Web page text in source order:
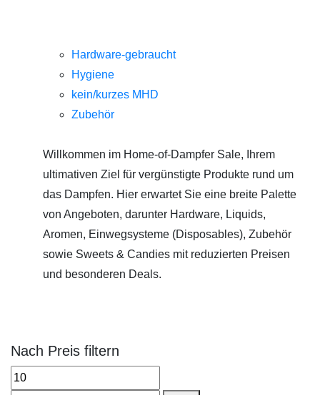
Hardware-gebraucht
Hygiene
kein/kurzes MHD
Zubehör
Willkommen im Home-of-Dampfer Sale, Ihrem
ultimativen Ziel für vergünstigte Produkte rund um
das Dampfen. Hier erwartet Sie eine breite Palette
von Angeboten, darunter Hardware, Liquids,
Aromen, Einwegsysteme (Disposables), Zubehör
sowie Sweets & Candies mit reduzierten Preisen
und besonderen Deals.
Nach Preis filtern